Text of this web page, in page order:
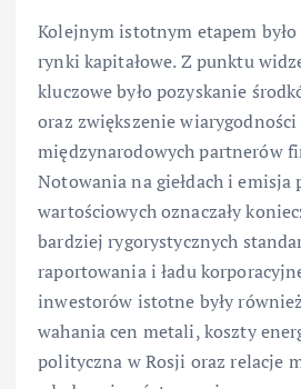
Kolejnym istotnym etapem
rynki kapitałowe. Z punktu
kluczowe było pozyskanie
oraz zwiększenie wiarygodności
międzynarodowych partnerów
Notowania na giełdach i emisja
wartościowych oznaczały
bardziej rygorystycznych
raportowania i ładu
inwestorów istotne były
wahania cen metali, koszty
polityczna w Rosji oraz relacje